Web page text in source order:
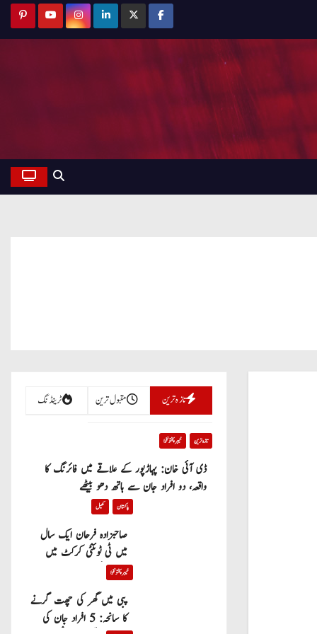
تازہ ترین مقبول ترین ٹرینڈنگ
تازہ ترین خیبر پختونخوا
ڈی آئی خان: پہاڑپور کے علاقے میں فائرنگ کا
واقعہ، دو افراد جان سے ہاتھ دھو بیٹھے
پاکستان کھیل
صاحبزادہ فرحان ایک سال
میں ٹی ٹوئنٹی کرکٹ میں
100 چھکے لگانے والے پہلے
پاکستانی بیٹر بن گئے
خیبر پختونخوا
پبی میں گھر کی چھت گرنے
کا سانحہ: 5 افراد جان کی